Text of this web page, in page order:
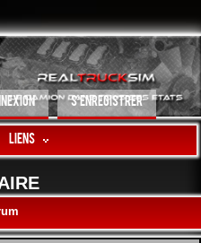
S’ENREGISTRER
LIENS